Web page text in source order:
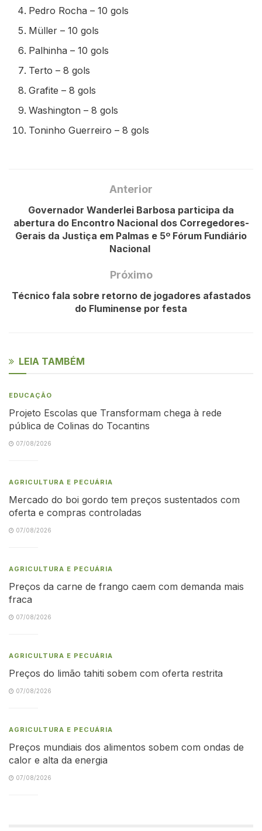
Pedro Rocha – 10 gols
Müller – 10 gols
Palhinha – 10 gols
Terto – 8 gols
Grafite – 8 gols
Washington – 8 gols
Toninho Guerreiro – 8 gols
Anterior
Governador Wanderlei Barbosa participa da
abertura do Encontro Nacional dos Corregedores-
Gerais da Justiça em Palmas e 5º Fórum Fundiário
Nacional
Próximo
Técnico fala sobre retorno de jogadores afastados
do Fluminense por festa
LEIA TAMBÉM
EDUCAÇÃO
Projeto Escolas que Transformam chega à rede
pública de Colinas do Tocantins
07/08/2026
AGRICULTURA E PECUÁRIA
Mercado do boi gordo tem preços sustentados com
oferta e compras controladas
07/08/2026
AGRICULTURA E PECUÁRIA
Preços da carne de frango caem com demanda mais
fraca
07/08/2026
AGRICULTURA E PECUÁRIA
Preços do limão tahiti sobem com oferta restrita
07/08/2026
AGRICULTURA E PECUÁRIA
Preços mundiais dos alimentos sobem com ondas de
calor e alta da energia
07/08/2026